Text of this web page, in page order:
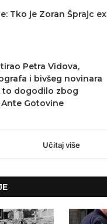
Tko je Zoran Šprajc ex
Petra Vidova,
i bivšeg novinara
to dogodilo zbog
Gotovine
Učitaj više